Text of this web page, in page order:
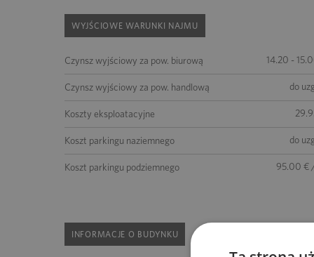
WYJŚCIOWE WARUNKI NAJMU
Czynsz wyjściowy za pow. biurową 14.20 -
Czynsz wyjściowy za pow. handlową do
Koszty eksploatacyjne
Koszt parkingu naziemnego do
Koszt parkingu podziemnego 95.00 €
INFORMACJE O BUDYNKU